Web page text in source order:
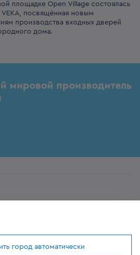
площадке Open Village состоялась
посвящённая новым
производства входных дверей
дома.
мировой производитель
город автоматически